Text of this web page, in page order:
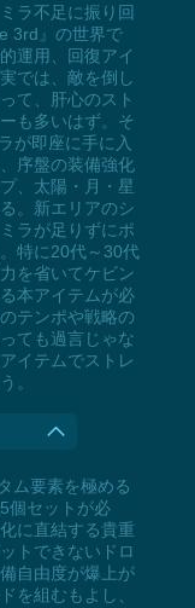
ラ不足に振り回
3rd』の世界で
運用、回復アイ
では、敵を倒し
て、肝心のスト
も多いはず。そ
が即座に手に入
序盤の装備強化
、太陽・月・星
。新エリアのシ
ラが足りずにポ
特に20代～30代
を省いてケビン
本アイテムが必
テンポや戦略の
ても過言じゃな
イテムでストレ
。
ム要素を極める
個セットが必
に直結する貴重
トできないドロ
自由度が爆上が
を組むもよし、